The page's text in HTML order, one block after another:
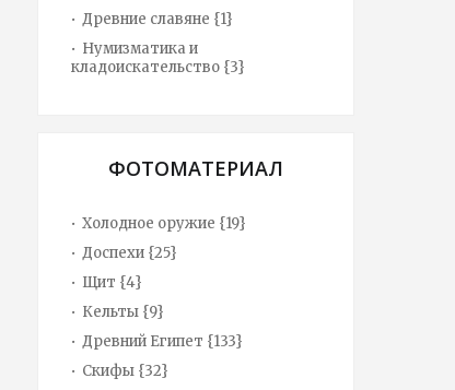
Древние славяне {1}
Нумизматика и
кладоискательство {3}
ФОТОМАТЕРИАЛ
Холодное оружие {19}
Доспехи {25}
Щит {4}
Кельты {9}
Древний Египет {133}
Скифы {32}